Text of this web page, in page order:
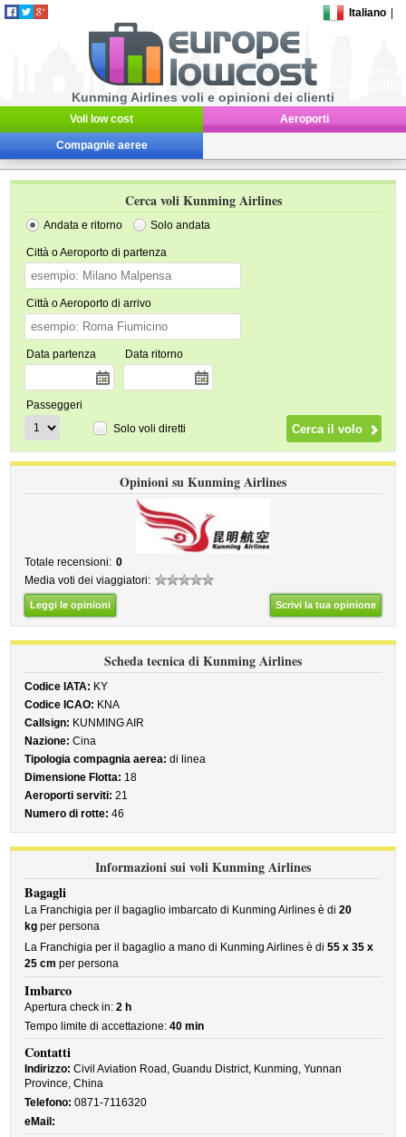
Italiano
Kunming Airlines voli e opinioni dei clienti
Voli low cost Aeroporti
Compagnie aeree
Cerca voli Kunming Airlines
Andata e ritorno Solo andata
Città o Aeroporto di partenza
Città o Aeroporto di arrivo
Data partenza Data ritorno
Passeggeri
Solo voli diretti
Opinioni su Kunming Airlines
Totale recensioni: 0
Media voti dei viaggiatori:
Leggi le opinioni Scrivi la tua opinione
Scheda tecnica di Kunming Airlines
Codice IATA: KY
Codice ICAO: KNA
Callsign: KUNMING AIR
Nazione: Cina
Tipologia compagnia aerea: di linea
Dimensione Flotta: 18
Aeroporti serviti: 21
Numero di rotte: 46
Informazioni sui voli Kunming Airlines
Bagagli
La Franchigia per il bagaglio imbarcato di Kunming Airlines è di20
kg per persona
La Franchigia per il bagaglio a mano di Kunming Airlines è di55 x 35 x
25 cm per persona
Imbarco
Apertura check in:2 h
Tempo limite di accettazione:40 min
Contatti
Indirizzo: Civil Aviation Road, Guandu District, Kunming, Yunnan
Province, China
Telefono: 0871-7116320
eMail: